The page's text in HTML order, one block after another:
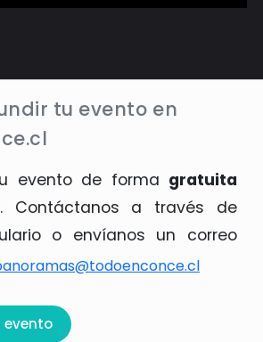
tu evento en
evento de forma gratuita
Contáctanos a través de
o envíanos un correo
evento